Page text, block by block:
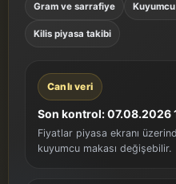
Gram ve sarrafiye Kuyumcu
Kilis piyasa takibi
Canlı veri
Son kontrol: 07.08.2026
Fiyatlar piyasa ekranı
kuyumcu makası değişebilir.